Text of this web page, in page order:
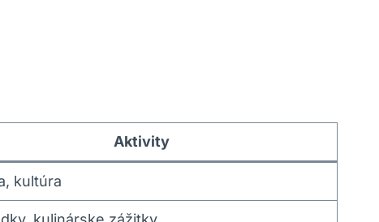
Aktivity
kultúra